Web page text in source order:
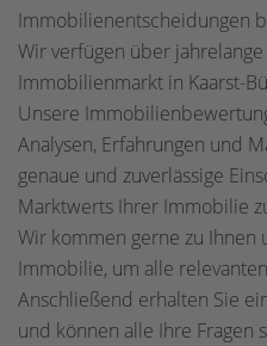
Immobilienentscheidungen
Wir verfügen über
Immobilienmarkt in Kaarst-
Unsere
Analysen, Erfahrungen und
genaue und zuverlässige
Marktwerts Ihrer Immobilie
Wir kommen gerne zu Ihnen
Immobilie, um alle
Anschließend erhalten Sie
und können alle Ihre Fragen